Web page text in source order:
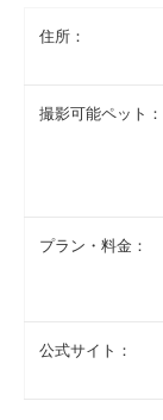
住所：
撮影可能ペット：
プラン・料金：
公式サイト：